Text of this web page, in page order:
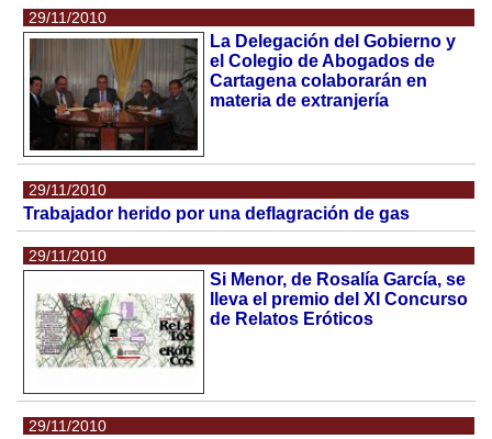
29/11/2010
La Delegación del Gobierno y
el Colegio de Abogados de
Cartagena colaborarán en
materia de extranjería
29/11/2010
Trabajador herido por una deflagración de gas
29/11/2010
Si Menor, de Rosalía García, se
lleva el premio del XI Concurso
de Relatos Eróticos
29/11/2010